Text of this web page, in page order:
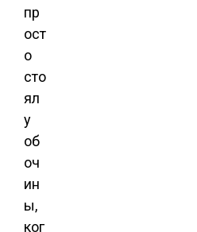
пр
ост
о
сто
ял
у
об
оч
ин
ы,
ког